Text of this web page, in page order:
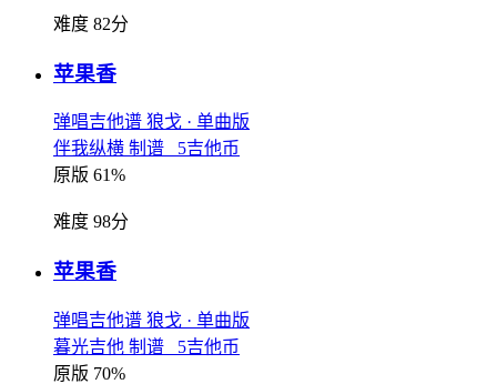
难度 82分
苹果香
弹唱吉他谱 狼戈 · 单曲版
伴我纵横 制谱 5吉他币
原版 61%
难度 98分
苹果香
弹唱吉他谱 狼戈 · 单曲版
暮光吉他 制谱 5吉他币
原版 70%